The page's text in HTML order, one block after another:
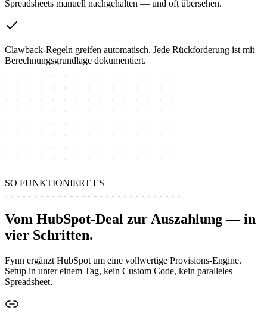
Spreadsheets manuell nachgehalten — und oft übersehen.
Clawback-Regeln greifen automatisch. Jede Rückforderung ist mit
Berechnungsgrundlage dokumentiert.
SO FUNKTIONIERT ES
Vom HubSpot-Deal zur Auszahlung — in
vier Schritten.
Fynn ergänzt HubSpot um eine vollwertige Provisions-Engine.
Setup in unter einem Tag, kein Custom Code, kein paralleles
Spreadsheet.